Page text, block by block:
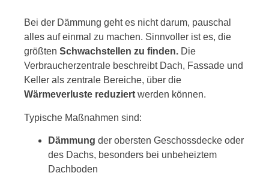
Bei der Dämmung geht es nicht darum, pauschal
alles auf einmal zu machen. Sinnvoller ist es, die
größten Schwachstellen zu finden. Die
Verbraucherzentrale beschreibt Dach, Fassade und
Keller als zentrale Bereiche, über die
Wärmeverluste reduziert werden können.
Typische Maßnahmen sind:
Dämmung der obersten Geschossdecke oder
des Dachs, besonders bei unbeheiztem
Dachboden